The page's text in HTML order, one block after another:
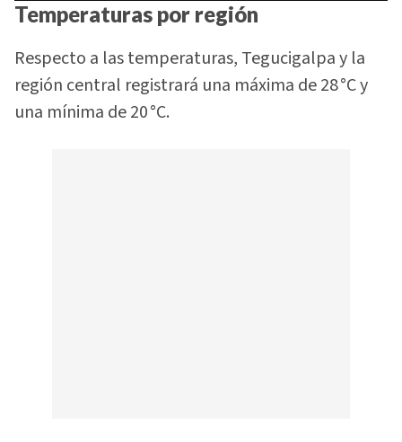
Temperaturas por región
Respecto a las temperaturas, Tegucigalpa y la
región central registrará una máxima de 28 °C y
una mínima de 20 °C.